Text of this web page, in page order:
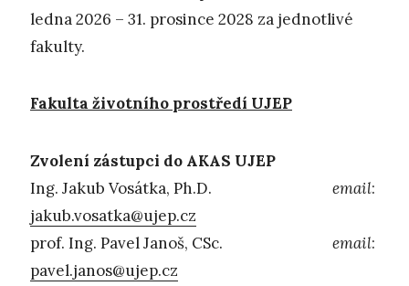
ledna 2026 – 31. prosince 2028 za jednotlivé
fakulty.
Fakulta životního prostředí UJEP
Zvolení zástupci do AKAS UJEP
Ing. Jakub Vosátka, Ph.D. email:
jakub.vosatka@ujep.cz
prof. Ing. Pavel Janoš, CSc. email:
pavel.janos@ujep.cz